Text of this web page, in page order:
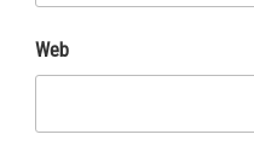
Web